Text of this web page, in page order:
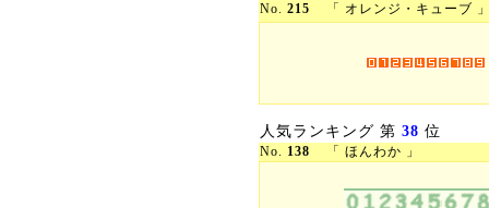
No. 215 「 オレンジ・キューブ
人気ランキング 第 38 位
No. 138 「 ほんわか 」